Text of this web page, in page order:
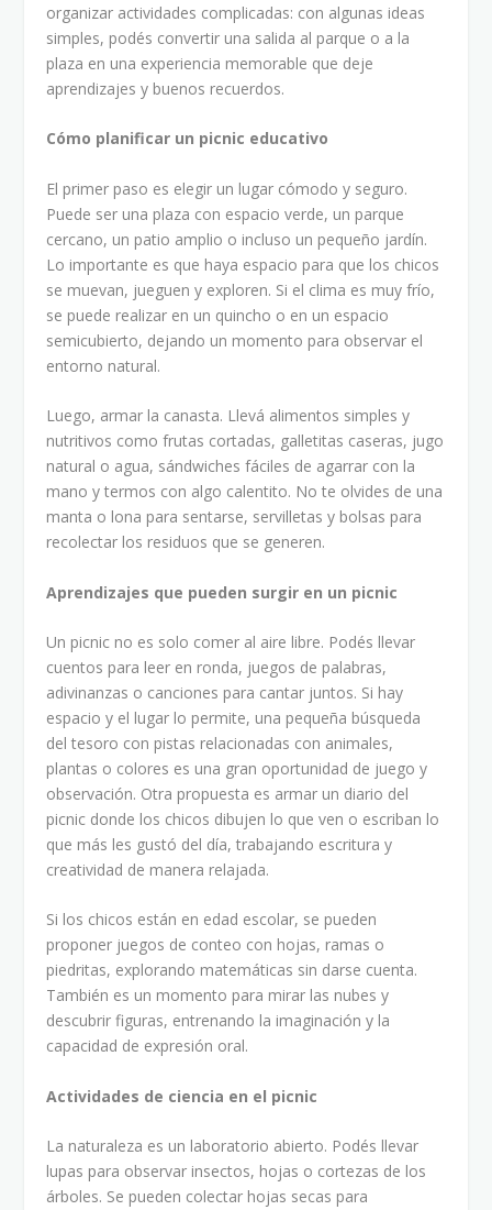
organizar actividades complicadas: con algunas ideas
simples, podés convertir una salida al parque o a la
plaza en una experiencia memorable que deje
aprendizajes y buenos recuerdos.
Cómo planificar un picnic educativo
El primer paso es elegir un lugar cómodo y seguro.
Puede ser una plaza con espacio verde, un parque
cercano, un patio amplio o incluso un pequeño jardín.
Lo importante es que haya espacio para que los chicos
se muevan, jueguen y exploren. Si el clima es muy frío,
se puede realizar en un quincho o en un espacio
semicubierto, dejando un momento para observar el
entorno natural.
Luego, armar la canasta. Llevá alimentos simples y
nutritivos como frutas cortadas, galletitas caseras, jugo
natural o agua, sándwiches fáciles de agarrar con la
mano y termos con algo calentito. No te olvides de una
manta o lona para sentarse, servilletas y bolsas para
recolectar los residuos que se generen.
Aprendizajes que pueden surgir en un picnic
Un picnic no es solo comer al aire libre. Podés llevar
cuentos para leer en ronda, juegos de palabras,
adivinanzas o canciones para cantar juntos. Si hay
espacio y el lugar lo permite, una pequeña búsqueda
del tesoro con pistas relacionadas con animales,
plantas o colores es una gran oportunidad de juego y
observación. Otra propuesta es armar un diario del
picnic donde los chicos dibujen lo que ven o escriban lo
que más les gustó del día, trabajando escritura y
creatividad de manera relajada.
Si los chicos están en edad escolar, se pueden
proponer juegos de conteo con hojas, ramas o
piedritas, explorando matemáticas sin darse cuenta.
También es un momento para mirar las nubes y
descubrir figuras, entrenando la imaginación y la
capacidad de expresión oral.
Actividades de ciencia en el picnic
La naturaleza es un laboratorio abierto. Podés llevar
lupas para observar insectos, hojas o cortezas de los
árboles. Se pueden colectar hojas secas para